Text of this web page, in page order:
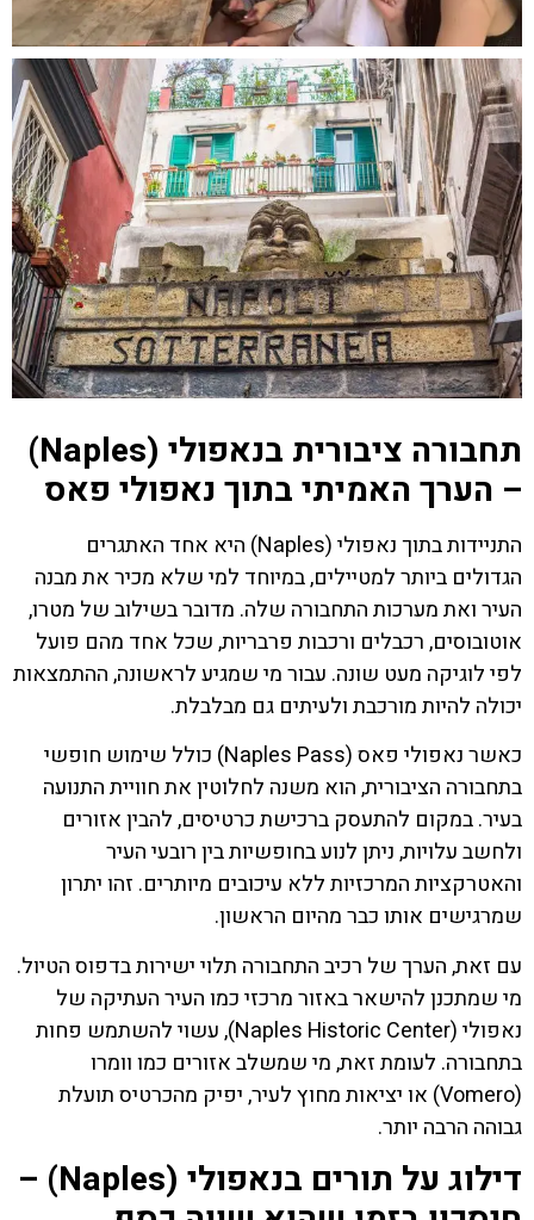
תחבורה ציבורית בנאפולי (Naples)
– הערך האמיתי בתוך נאפולי פאס
התניידות בתוך נאפולי (Naples) היא אחד האתגרים
הגדולים ביותר למטיילים, במיוחד למי שלא מכיר את מבנה
העיר ואת מערכות התחבורה שלה. מדובר בשילוב של מטרו,
אוטובוסים, רכבלים ורכבות פרבריות, שכל אחד מהם פועל
לפי לוגיקה מעט שונה. עבור מי שמגיע לראשונה, ההתמצאות
יכולה להיות מורכבת ולעיתים גם מבלבלת.
כאשר נאפולי פאס (Naples Pass) כולל שימוש חופשי
בתחבורה הציבורית, הוא משנה לחלוטין את חוויית התנועה
בעיר. במקום להתעסק ברכישת כרטיסים, להבין אזורים
ולחשב עלויות, ניתן לנוע בחופשיות בין רובעי העיר
והאטרקציות המרכזיות ללא עיכובים מיותרים. זהו יתרון
שמרגישים אותו כבר מהיום הראשון.
עם זאת, הערך של רכיב התחבורה תלוי ישירות בדפוס הטיול.
מי שמתכנן להישאר באזור מרכזי כמו העיר העתיקה של
נאפולי (Naples Historic Center), עשוי להשתמש פחות
בתחבורה. לעומת זאת, מי שמשלב אזורים כמו וומרו
(Vomero) או יציאות מחוץ לעיר, יפיק מהכרטיס תועלת
גבוהה הרבה יותר.
דילוג על תורים בנאפולי (Naples) –